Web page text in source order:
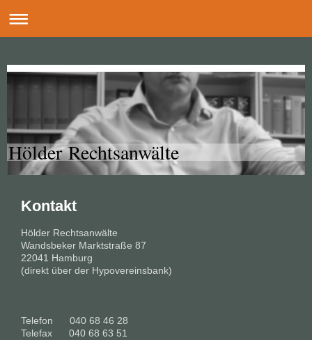
Hölder Rechtsanwälte
Kontakt
Hölder Rechtsanwälte
Wandsbeker Marktstraße 87
22041 Hamburg
(direkt über der Hypovereinsbank)
Telefon 040 68 46 28
Telefax 040 68 63 51